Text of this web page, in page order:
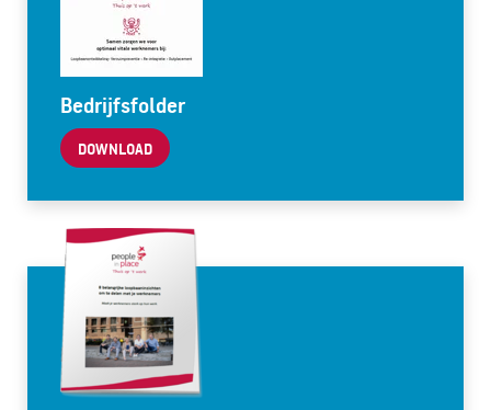
Bedrijfsfolder
DOWNLOAD